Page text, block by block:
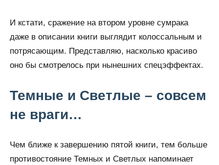
И кстати, сражение на втором уровне сумрака
даже в описании книги выглядит колоссальным и
потрясающим. Представляю, насколько красиво
оно бы смотрелось при нынешних спецэффектах.
Темные и Светлые – совсем
не враги…
Чем ближе к завершению пятой книги, тем больше
противостояние Темных и Светлых напоминает